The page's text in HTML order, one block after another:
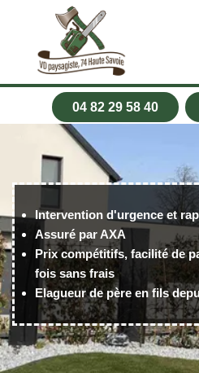
04 82 29 58 40
Intervention d'urgence et
Assuré par AXA
Prix compétitifs, facilité de
fois sans frais
Elagueur de père en fils